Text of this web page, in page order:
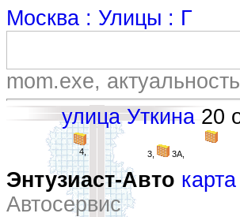
Москва : Улицы : Г
mom.exe,
улица Уткина 20
4, 3, 3А,
Энтузиаст-Авто карта
Автосервис